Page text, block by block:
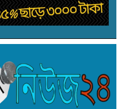
নিবাচন অনু‌ষ্টিত হ‌বে ঢাকায়
অ্যাসোসিয়েশন নির্বাচনে
(সুনামগঞ্জ) পদে প্রার্থী একেএম
তালুকদার
বাতিল, এসএ খতিয়ানে
নির্দেশ